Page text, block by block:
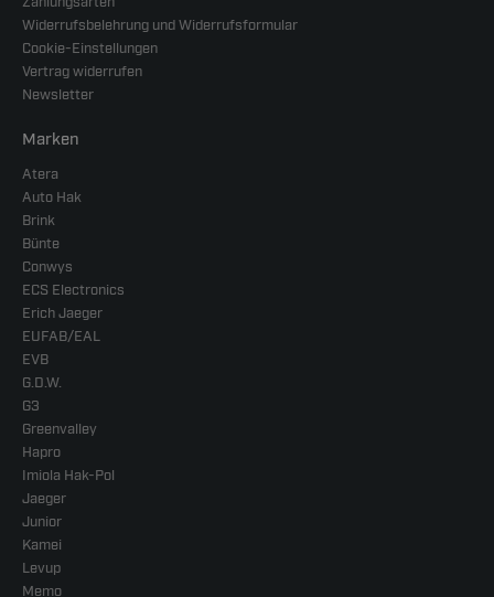
Widerrufsbelehrung und Widerrufsformular
Cookie-Einstellungen
Vertrag widerrufen
Newsletter
Marken
Atera
Auto Hak
Brink
Bünte
Conwys
ECS Electronics
Erich Jaeger
EUFAB/EAL
EVB
G.D.W.
G3
Greenvalley
Hapro
Imiola Hak-Pol
Jaeger
Junior
Kamei
Levup
Memo